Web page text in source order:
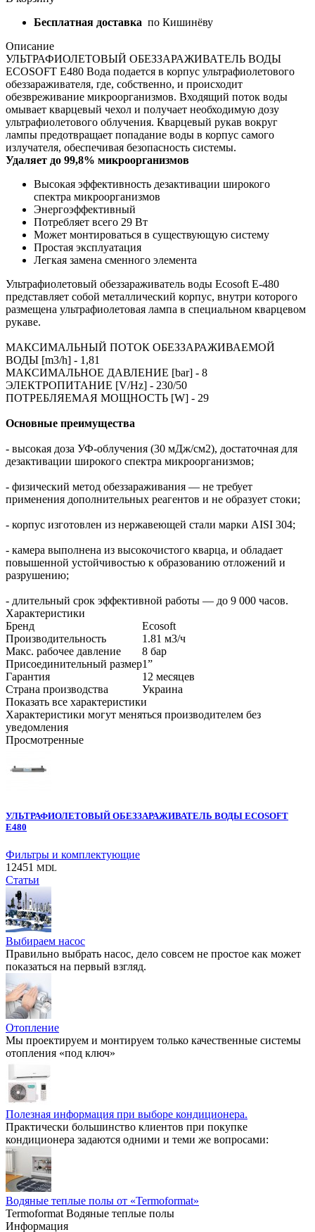
Бесплатная доставка по Кишинёву
Описание
УЛЬТРАФИОЛЕТОВЫЙ ОБЕЗЗАРАЖИВАТЕЛЬ ВОДЫ
ECOSOFT E480 Вода подается в корпус ультрафиолетового
обеззараживателя, где, собственно, и происходит
обезвреживание микроорганизмов. Входящий поток воды
омывает кварцевый чехол и получает необходимую дозу
ультрафиолетового облучения. Кварцевый рукав вокруг
лампы предотвращает попадание воды в корпус самого
излучателя, обеспечивая безопасность системы.
Удаляет до 99,8% микроорганизмов
Высокая эффективность дезактивации широкого
спектра микроорганизмов
Энергоэффективный
Потребляет всего 29 Вт
Может монтироваться в существующую систему
Простая эксплуатация
Легкая замена сменного элемента
Ультрафиолетовый обеззараживатель воды Ecosoft Е-480
представляет собой металлический корпус, внутри которого
размещена ультрафиолетовая лампа в специальном кварцевом
рукаве.
МАКСИМАЛЬНЫЙ ПОТОК ОБЕЗЗАРАЖИВАЕМОЙ
ВОДЫ [m3/h] - 1,81
МАКСИМАЛЬНОЕ ДАВЛЕНИЕ [bar] - 8
ЭЛЕКТРОПИТАНИЕ [V/Hz] - 230/50
ПОТРЕБЛЯЕМАЯ МОЩНОСТЬ [W] - 29
Основные преимущества
- высокая доза УФ-облучения (30 мДж/см2), достаточная для
дезактивации широкого спектра микроорганизмов;
- физический метод обеззараживания — не требует
применения дополнительных реагентов и не образует стоки;
- корпус изготовлен из нержавеющей стали марки AISI 304;
- камера выполнена из высокочистого кварца, и обладает
повышенной устойчивостью к образованию отложений и
разрушению;
- длительный срок эффективной работы — до 9 000 часов.
Характеристики
Бренд
Ecosoft
Производительность
1.81 м3​/ч
Макс. рабочее давление
8 бар
Присоединительный размер1”
Гарантия
12 месяцев
Страна производства
Украина
Показать все характеристики
Характеристики могут меняться производителем без
уведомления
Просмотренные
УЛЬТРАФИОЛЕТОВЫЙ ОБЕЗЗАРАЖИВАТЕЛЬ ВОДЫ ECOSOFT
E480
Фильтры и комплектующие
12451 MDL
Статьи
Выбираем насос
Правильно выбрать насос, дело совсем не простое как может
показаться на первый взгляд.
Отопление
Мы проектируем и монтируем только качественные системы
отопления «под ключ»
Полезная информация при выборе кондиционера.
Практически большинство клиентов при покупке
кондиционера задаются одними и теми же вопросами:
Водяные теплые полы от «Termoformat»
Termoformat Водяные теплые полы
Информация